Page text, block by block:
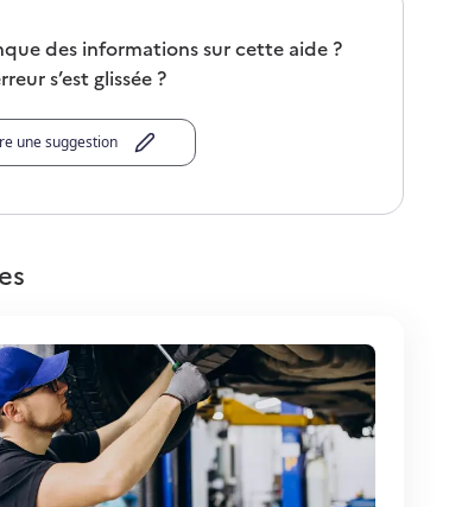
des informations sur cette aide ?
s’est glissée ?
une suggestion